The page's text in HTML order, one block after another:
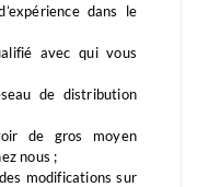
dans le
avec qui vous
de distribution
de gros moyen
nous ;
modifications sur